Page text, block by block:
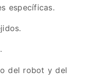
específicas.
del robot y del